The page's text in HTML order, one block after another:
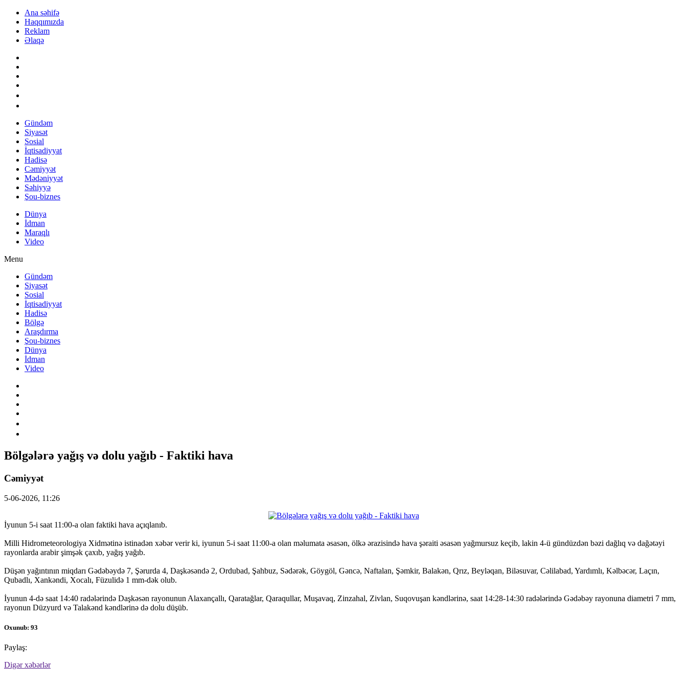
Ana səhifə
Haqqımızda
Reklam
Əlaqə
Gündəm
Siyasət
Sosial
İqtisadiyyat
Hadisə
Cəmiyyət
Mədəniyyət
Səhiyyə
Şou-biznes
Dünya
İdman
Maraqlı
Video
Menu
Gündəm
Siyasət
Sosial
İqtisadiyyat
Hadisə
Bölgə
Araşdırma
Şou-biznes
Dünya
İdman
Video
Bölgələrə yağış və dolu yağıb - Faktiki hava
Cəmiyyət
5-06-2026, 11:26
İyunun 5-i saat 11:00-a olan faktiki hava açıqlanıb.
Milli Hidrometeorologiya Xidmətinə istinadən xəbər verir ki, iyunun 5-i saat 11:00-a olan məlumata əsasən, ölkə ərazisində hava şəraiti əsasən yağmursuz keçib, lakin 4-ü gündüzdən bəzi dağlıq və dağətəyi
rayonlarda arabir şimşək çaxıb, yağış yağıb.
Düşən yağıntının miqdarı Gədəbəydə 7, Şərurda 4, Daşkəsəndə 2, Ordubad, Şahbuz, Sədərək, Göygöl, Gəncə, Naftalan, Şəmkir, Balakən, Qrız, Beyləqan, Biləsuvar, Cəlilabad, Yardımlı, Kəlbəcər, Laçın,
Qubadlı, Xankəndi, Xocalı, Füzulidə 1 mm-dək olub.
İyunun 4-də saat 14:40 radələrində Daşkəsən rayonunun Alaxançallı, Qaratağlar, Qaraqullar, Muşavaq, Zinzahal, Zivlan, Suqovuşan kəndlərinə, saat 14:28-14:30 radələrində Gədəbəy rayonuna diametri 7 mm,
rayonun Düzyurd və Talakənd kəndlərinə də dolu düşüb.
Oxunub: 93
Paylaş:
Digər xəbərlər